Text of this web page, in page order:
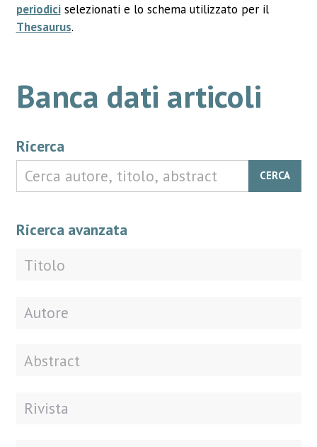
periodiciselezionati e lo schema utilizzato per il
Thesaurus.
Banca dati articoli
Ricerca
CERCA
Ricerca avanzata